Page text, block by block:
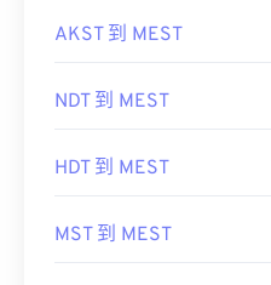
AKST 到 MEST
NDT 到 MEST
HDT 到 MEST
MST 到 MEST